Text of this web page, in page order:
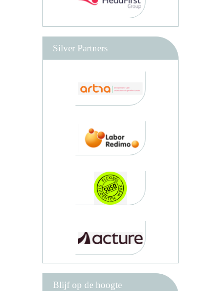
Silver Partners
Blijf op de hoogte